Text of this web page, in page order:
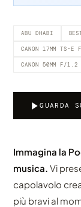
ABU DHABI
CANON 17MM TS-E
CANON 50MM F/1.2
GUARDA
Immagina la
musica. Vi
capolavolo
più bravi al